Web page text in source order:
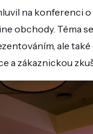
na konferenci
obchody. Téma
ale
a zákaznickou